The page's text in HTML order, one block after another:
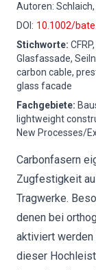
Autoren:
DOI : 10.1002/
Stichworte:
Glasfassade,
carbon cable,
glass facade
Fachgebiete:
lightweight
New Processes/
Carbonfasern
Zugfestigkeit
Tragwerke.
denen bei
aktiviert werden
dieser